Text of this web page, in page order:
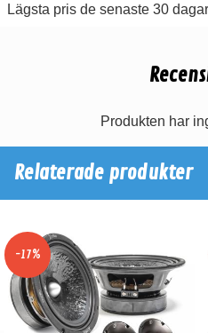
Lägsta pris de senaste 30
Produkten har
Relaterade produkter
-17%